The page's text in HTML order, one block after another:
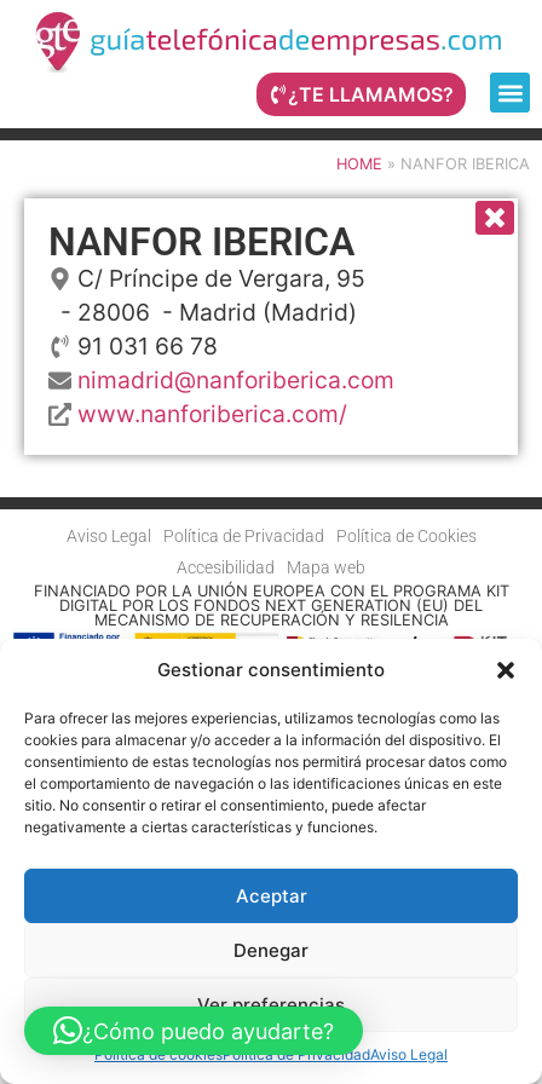
Gestionar consentimiento
Para ofrecer las mejores experiencias, utilizamos tecnologías como las
cookies para almacenar y/o acceder a la información del dispositivo. El
consentimiento de estas tecnologías nos permitirá procesar datos como
el comportamiento de navegación o las identificaciones únicas en este
sitio. No consentir o retirar el consentimiento, puede afectar
negativamente a ciertas características y funciones.
Aceptar
Denegar
Ver preferencias
Política de cookiesPolítica de PrivacidadAviso Legal
¿TE LLAMAMOS?
HOME » NANFOR IBERICA
NANFOR IBERICA
C/ Príncipe de Vergara, 95
- 28006 - Madrid (Madrid)
91 031 66 78
nimadrid@nanforiberica.com
www.nanforiberica.com/
Aviso Legal Política de Privacidad
Política de Cookies
Accesibilidad
Mapa web
FINANCIADO POR LA UNIÓN EUROPEA CON EL PROGRAMA KIT
DIGITAL POR LOS FONDOS NEXT GENERATION (EU) DEL
MECANISMO DE RECUPERACIÓN Y RESILENCIA
© Guia Telefónica de Empresas – Todos los derechos reservados.
¿Cómo puedo ayudarte?